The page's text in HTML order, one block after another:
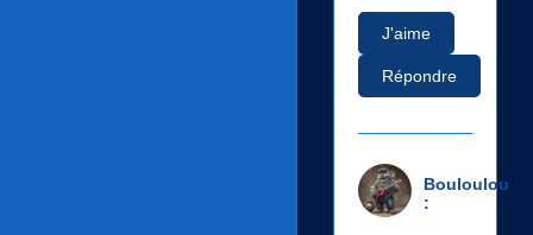
J'aime
Répondre
Bouloulou
: